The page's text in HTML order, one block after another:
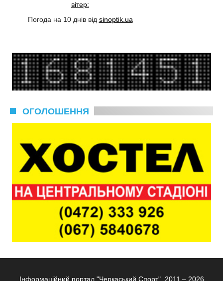
вітер:
Погода на 10 днів від sinoptik.ua
ОГОЛОШЕННЯ
Інформаційний портал "Черкаський Спорт", 2011 – 2026